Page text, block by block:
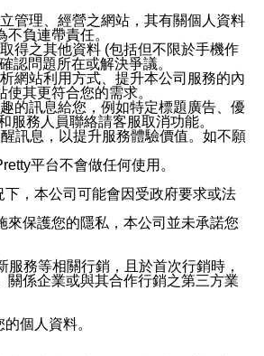
管理、經營之網站，其有關個人資料
負連帶責任。
得之其他資料 (包括但不限於手機作
認問題所在或解決爭議。
網站利用方式、提升本公司服務的內
其更符合您的需求。
的訊息給您，例如特定標題廣告、優
務人員聯絡請客服取消功能。
訊息，以提升服務體驗價值。如不願
平台不會做任何使用。
，本公司可能會因受政府要求或法
保護您的隱私，本公司並未承諾您
務等相關行銷，且於首次行銷時，
係企業或與其合作行銷之第三方業
個人資料。